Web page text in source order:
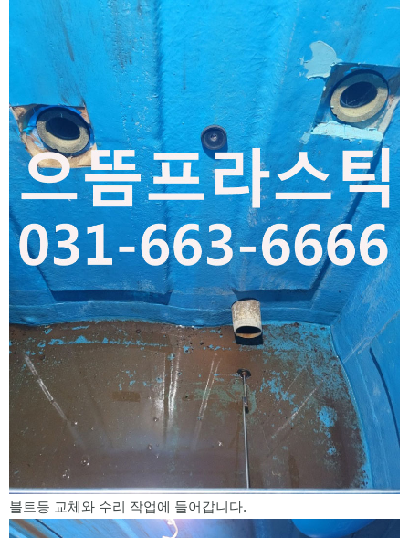
볼트등 교체와 수리 작업에 들어갑니다.